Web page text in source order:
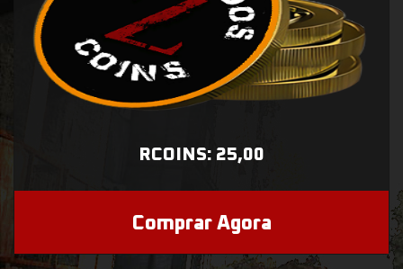
RCOINS: 25,00
Comprar Agora